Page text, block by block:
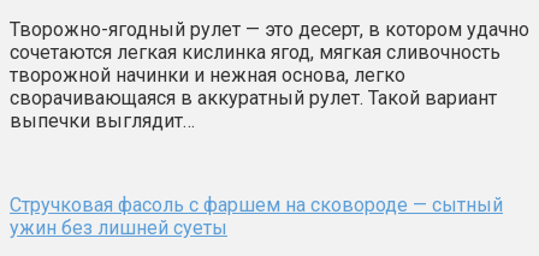
Творожно-ягодный рулет — это десерт, в котором удачно
сочетаются легкая кислинка ягод, мягкая сливочность
творожной начинки и нежная основа, легко
сворачивающаяся в аккуратный рулет. Такой вариант
выпечки выглядит…
Стручковая фасоль с фаршем на сковороде — сытный
ужин без лишней суеты